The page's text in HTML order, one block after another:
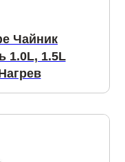
Чайник
1.0L, 1.5L